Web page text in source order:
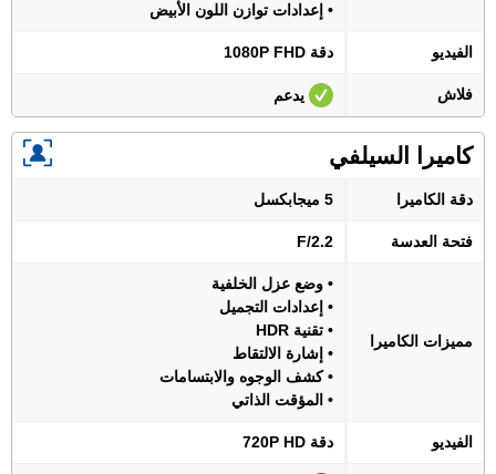
• إعدادات توازن اللون الأبيض
الفيديو دقة 1080P FHD
فلاش يدعم
كاميرا السيلفي
دقة الكاميرا 5 ميجابكسل
فتحة العدسة F/2.2
مميزات الكاميرا
• وضع عزل الخلفية
• إعدادات التجميل
• تقنية HDR
• إشارة الالتقاط
• كشف الوجوه والابتسامات
• المؤقت الذاتي
الفيديو دقة 720P HD